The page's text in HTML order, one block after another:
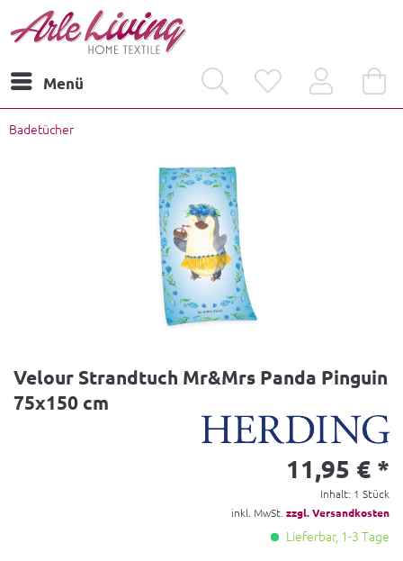
Menü
Badetücher
Velour Strandtuch Mr&Mrs Panda Pinguin
75x150 cm
11,95 € *
Inhalt: 1 Stück
inkl. MwSt. zzgl. Versandkosten
Lieferbar, 1-3 Tage